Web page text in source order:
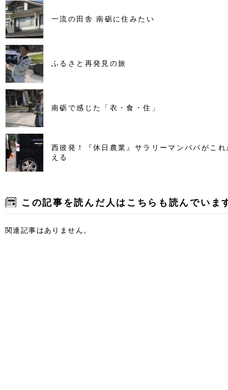
一流の田舎 南砺に住みたい
ふるさと再発見の旅
南砺で感じた「衣・食・住」
西彼発！『休日農業』サラリーマンパパがこ
える
この記事を読んだ人はこちらも読んでいま
関連記事はありません。